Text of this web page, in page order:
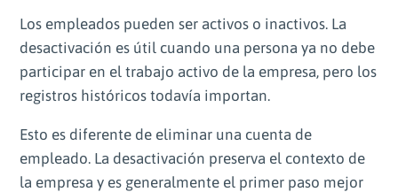
Los empleados pueden ser activos o inactivos. La
desactivación es útil cuando una persona ya no debe
participar en el trabajo activo de la empresa, pero los
registros históricos todavía importan.
Esto es diferente de eliminar una cuenta de
empleado. La desactivación preserva el contexto de
la empresa y es generalmente el primer paso mejor